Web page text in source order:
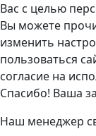
Вас с целью
Вы можете
изменить
пользоваться
согласие на
Спасибо! Ваша
Наш менеджер